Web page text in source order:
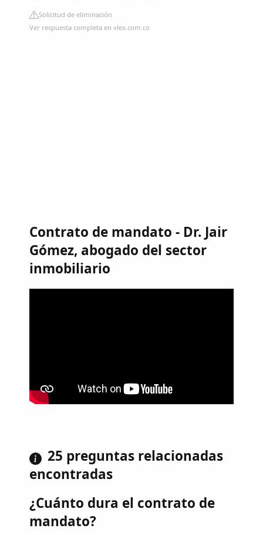
Solicitud de eliminación
Ver respuesta completa en vlex.com.co
Contrato de mandato - Dr. Jair
Gómez, abogado del sector
inmobiliario
25 preguntas relacionadas
encontradas
¿Cuánto dura el contrato de
mandato?